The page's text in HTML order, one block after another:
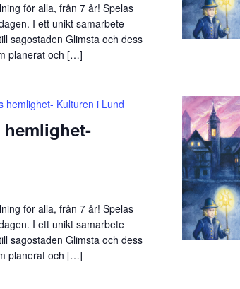
för alla, från 7 år! Spelas
I ett unikt samarbete
sagostaden Glimsta och dess
planerat och […]
hemlighet- Kulturen i Lund
för alla, från 7 år! Spelas
I ett unikt samarbete
sagostaden Glimsta och dess
planerat och […]